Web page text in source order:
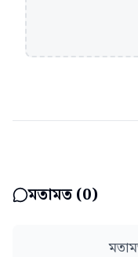
মতামত (0)